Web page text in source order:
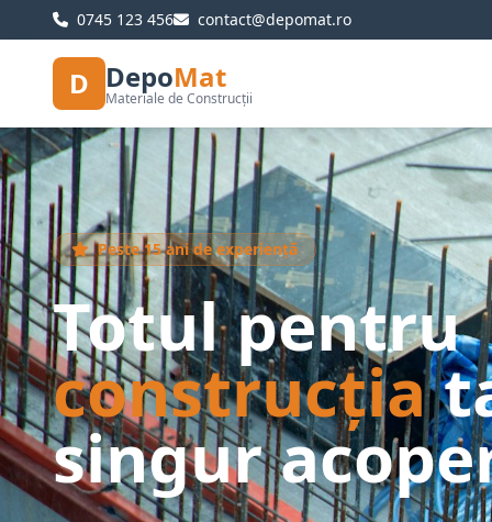
0745 123 456 contact@depomat.ro
D DepoMat
Materiale de Construcții
Peste 15 ani de experiență
Totul pentru
construcția
singur